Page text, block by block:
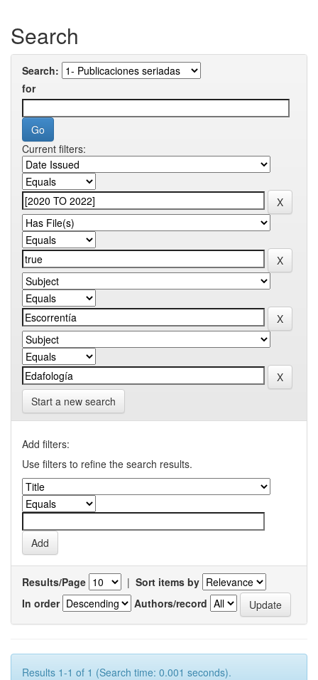
Search
Search:
for
Current filters:
Start a new search
Add filters:
Use filters to refine the search results.
Results/Page | Sort items by
In order
Authors/record
Results 1-1 of 1 (Search time: 0.001 seconds).